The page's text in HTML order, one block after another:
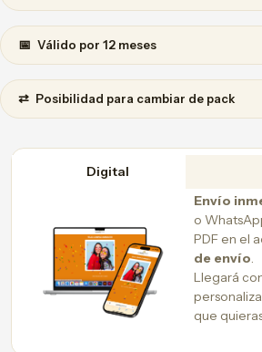
📅 Válido por 12 meses
⇄ Posibilidad para cambiar de pack
Digital
Envío
o
PDF en el
de envío.
Llegará
que